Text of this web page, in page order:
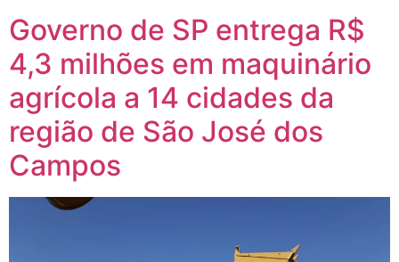
Governo de SP entrega R$
4,3 milhões em maquinário
agrícola a 14 cidades da
região de São José dos
Campos